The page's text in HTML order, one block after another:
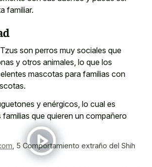
familiar.
son perros muy sociales que
y otros animales, lo que los
mascotas para familias con
y enérgicos, lo cual es
que quieren un compañero
5 Comportamiento extraño del Shih